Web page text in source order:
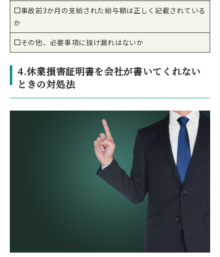
□事故前3か月の支給された給与額は正しく記載されている
か
□その他、必要事項に抜け漏れはないか
4.休業損害証明書を会社が書いてくれない
ときの対処法